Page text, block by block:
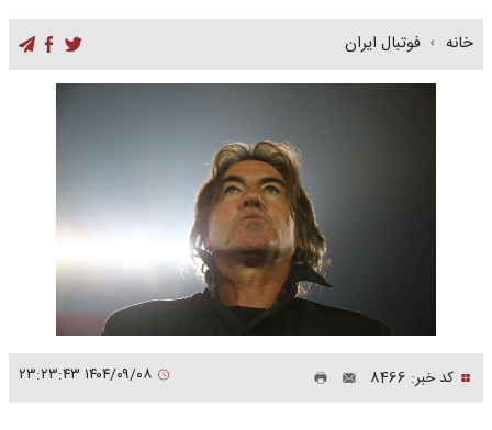
خانه فوتبال ایران
کد خبر: 8466